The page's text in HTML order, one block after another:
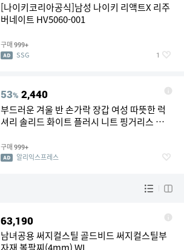
[나이키코리아공식]남성 나이키 리액트X 리주
버네이트 HV5060-001
구매 999+
SSG 1
53% 2,440
부드러운 겨울 반 손가락 장갑 여성 따뜻한 럭
셔리 솔리드 화이트 플러시 니트 핑거리스 장
구매 999+
알리익스프레스
63,190
남녀공용 써지컬스틸 골드비드 써지컬스틸부